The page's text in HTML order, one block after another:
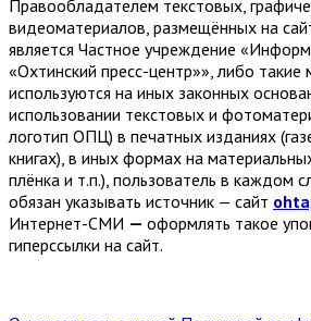
Правообладателем текстовых,
видеоматериалов, размещённых на
является Частное учреждение
«Охтинский пресс-центр»», либо такие
используются на иных законных
использовании текстовых и
логотип ОПЦ) в печатных изданиях
книгах), в иных формах на
плёнка и т.п.), пользователь в каждом
обязан указывать источник — сайт
Интернет-СМИ — оформлять такое
гиперссылки на сайт.